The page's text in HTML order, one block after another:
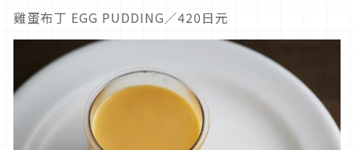
雞蛋布丁 EGG PUDDING／420日元